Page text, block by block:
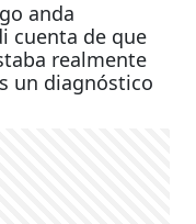
anda
cuenta de que
realmente
un diagnóstico